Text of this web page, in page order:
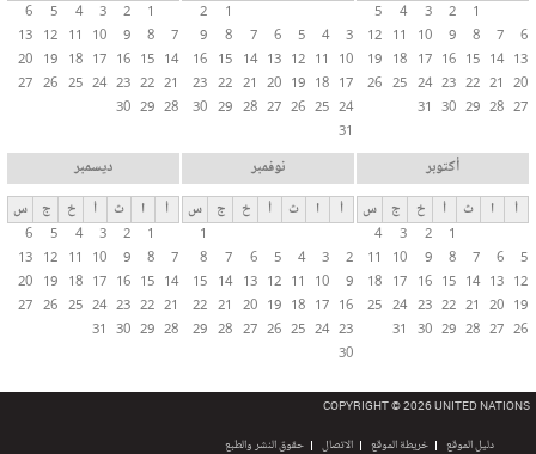
1
2
3
4
5
6
7
8
9
10
11
12
13
14
15
16
17
18
19
20
21
22
23
24
25
26
27
28
29
30
31
1
2
3
4
5
6
7
8
9
10
11
12
13
14
15
16
17
18
19
20
21
22
23
24
25
26
27
28
29
30
31
1
2
3
4
5
6
7
8
9
10
11
12
13
14
15
16
17
18
19
20
21
22
23
24
25
26
27
28
29
30
أكتوبر
أ ا ث أ خ ج
س
1
2
3
4
5
6
7
8
9
10
11
12
13
14
15
16
17
18
19
20
21
22
23
24
25
26
27
28
29
30
31
نوفمبر
أ ا ث أ خ ج
س
1
2
3
4
5
6
7
8
9
10
11
12
13
14
15
16
17
18
19
20
21
22
23
24
25
26
27
28
29
30
ديسمبر
أ ا ث أ خ ج
س
1
2
3
4
5
6
7
8
9
10
11
12
13
14
15
16
17
18
19
20
21
22
23
24
25
26
27
28
29
30
31
COPYRIGHT © 2026 UNITED NATIONS
دليل الموقع خريطة الموقع الاتصال حقوق النشر والطبع